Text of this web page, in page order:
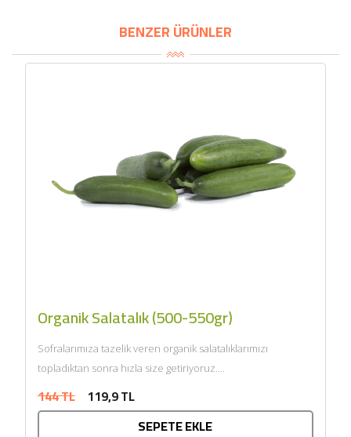
BENZER ÜRÜNLER
Organik Salatalık (500-550gr)
Sofralarımıza tazelik veren organik salatalıklarımızı
topladıktan sonra hızla size getiriyoruz....
144 TL 119,9 TL
SEPETE EKLE